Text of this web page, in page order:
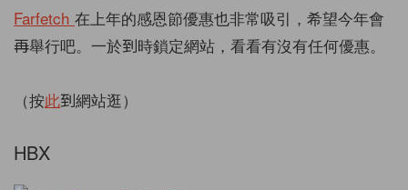
Farfetch 在上年的感恩節優惠也非常吸引，希望今年會
再舉行吧。一於到時鎖定網站，看看有沒有任何優惠。
（按此到網站逛）
HBX